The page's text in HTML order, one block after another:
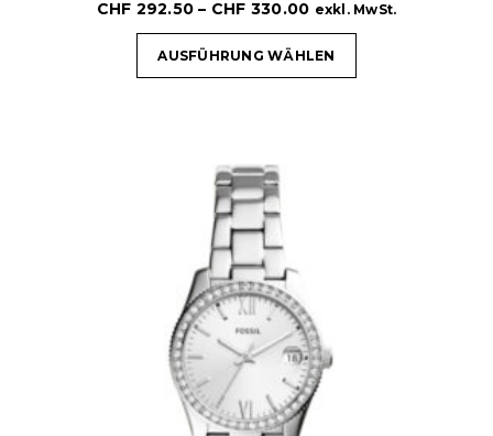
CHF 292.50 – CHF 330.00 exkl. MwSt.
AUSFÜHRUNG WÄHLEN